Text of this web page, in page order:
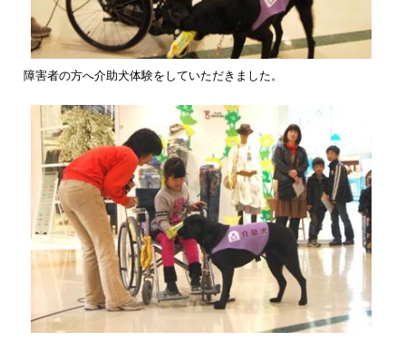
障害者の方へ介助犬体験をしていただきました。